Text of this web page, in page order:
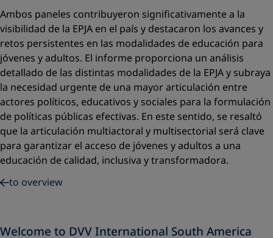
Ambos paneles contribuyeron significativamente a la
visibilidad de la EPJA en el país y destacaron los avances y
retos persistentes en las modalidades de educación para
jóvenes y adultos. El informe proporciona un análisis
detallado de las distintas modalidades de la EPJA y subraya
la necesidad urgente de una mayor articulación entre
actores políticos, educativos y sociales para la formulación
de políticas públicas efectivas. En este sentido, se resaltó
que la articulación multiactoral y multisectorial será clave
para garantizar el acceso de jóvenes y adultos a una
educación de calidad, inclusiva y transformadora.
to overview
Welcome to DVV International South America